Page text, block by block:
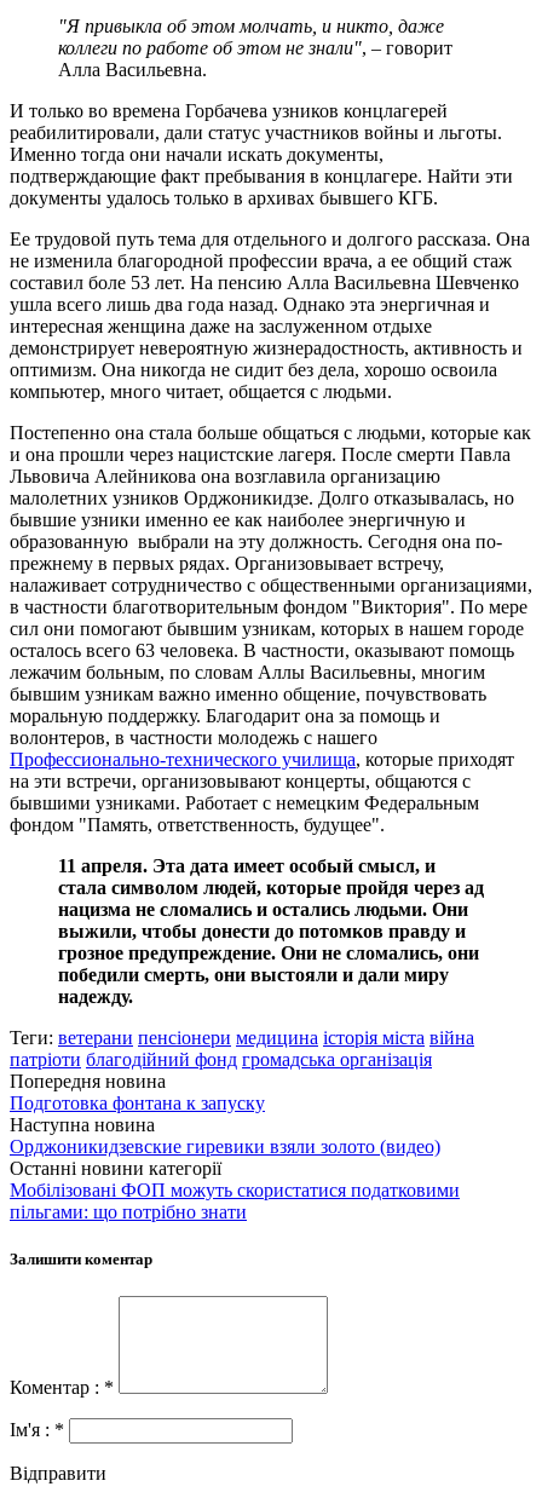
"Я привыкла об этом молчать, и никто, даже
коллеги по работе об этом не знали", – говорит
Алла Васильевна.
И только во времена Горбачева узников концлагерей
реабилитировали, дали статус участников войны и льготы.
Именно тогда они начали искать документы,
подтверждающие факт пребывания в концлагере. Найти эти
документы удалось только в архивах бывшего КГБ.
Ее трудовой путь тема для отдельного и долгого рассказа. Она
не изменила благородной профессии врача, а ее общий стаж
составил боле 53 лет. На пенсию Алла Васильевна Шевченко
ушла всего лишь два года назад. Однако эта энергичная и
интересная женщина даже на заслуженном отдыхе
демонстрирует невероятную жизнерадостность, активность и
оптимизм. Она никогда не сидит без дела, хорошо освоила
компьютер, много читает, общается с людьми.
Постепенно она стала больше общаться с людьми, которые как
и она прошли через нацистские лагеря. После смерти Павла
Львовича Алейникова она возглавила организацию
малолетних узников Орджоникидзе. Долго отказывалась, но
бывшие узники именно ее как наиболее энергичную и
образованную выбрали на эту должность. Сегодня она по-
прежнему в первых рядах. Организовывает встречу,
налаживает сотрудничество с общественными организациями,
в частности благотворительным фондом "Виктория". По мере
сил они помогают бывшим узникам, которых в нашем городе
осталось всего 63 человека. В частности, оказывают помощь
лежачим больным, по словам Аллы Васильевны, многим
бывшим узникам важно именно общение, почувствовать
моральную поддержку. Благодарит она за помощь и
волонтеров, в частности молодежь с нашего
Профессионально-технического училища, которые приходят
на эти встречи, организовывают концерты, общаются с
бывшими узниками. Работает с немецким Федеральным
фондом "Память, ответственность, будущее".
11 апреля. Эта дата имеет особый смысл, и
стала символом людей, которые пройдя через ад
нацизма не сломались и остались людьми. Они
выжили, чтобы донести до потомков правду и
грозное предупреждение. Они не сломались, они
победили смерть, они выстояли и дали миру
надежду.
Теги: ветерани пенсіонери медицина історія міста війна
патріоти благодійний фонд громадська організація
Попередня новина
Подготовка фонтана к запуску
Наступна новина
Орджоникидзевские гиревики взяли золото (видео)
Останні новини категорії
Мобілізовані ФОП можуть скористатися податковими
пільгами: що потрібно знати
Залишити коментар
Коментар : *
Ім'я : *
Відправити